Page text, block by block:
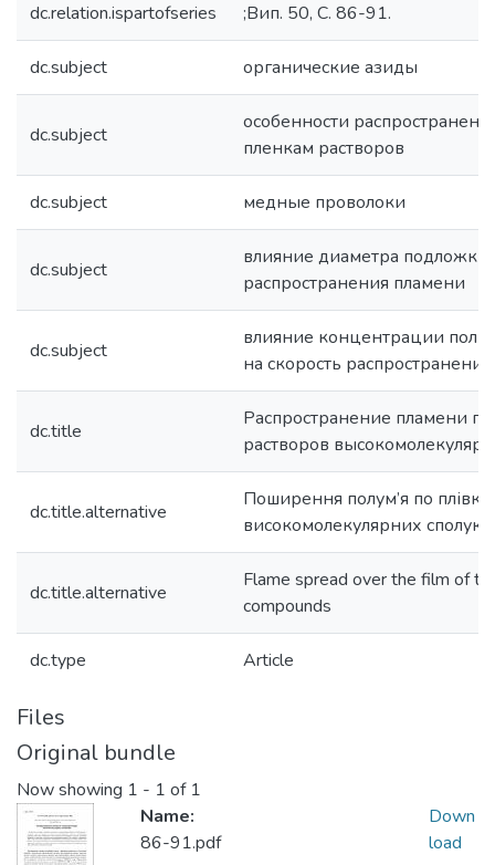
dc.relation.ispartofseries ;Вип. 50, С. 86-91.
dc.subject органические азиды
dc.subject
особенности
пленкам растворов
dc.subject медные проволоки
dc.subject
влияние диаметра подложки
распространения пламени
dc.subject
влияние концентрации
на скорость
dc.title
Распространение пламени
растворов
dc.title.alternative
Поширення полум’я по
високомолекулярних сполук
dc.title.alternative
Flame spread over the film of
compounds
dc.type Article
Files
Original bundle
Now showing 1 - 1 of 1
Name:
86-91.pdf
Down
load